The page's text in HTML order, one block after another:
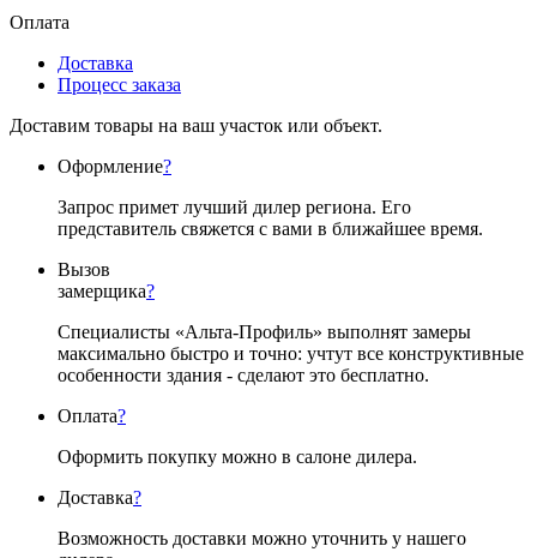
Оплата
Доставка
Процесс заказа
Доставим товары на ваш участок или объект.
Оформление?
Запрос примет лучший дилер региона. Его
представитель свяжется с вами в ближайшее время.
Вызов
замерщика?
Специалисты «Альта-Профиль» выполнят замеры
максимально быстро и точно: учтут все конструктивные
особенности здания - сделают это бесплатно.
Оплата?
Оформить покупку можно в салоне дилера.
Доставка?
Возможность доставки можно уточнить у нашего